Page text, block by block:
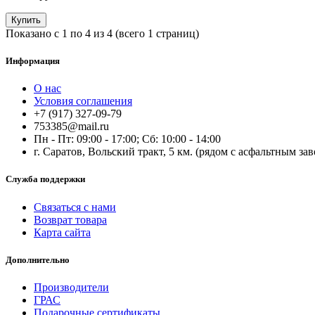
Купить
Показано с 1 по 4 из 4 (всего 1 страниц)
Информация
О нас
Условия соглашения
+7 (917) 327-09-79
753385@mail.ru
Пн - Пт: 09:00 - 17:00; Сб: 10:00 - 14:00
г. Саратов, Вольский тракт, 5 км. (рядом с асфальтным
Служба поддержки
Связаться с нами
Возврат товара
Карта сайта
Дополнительно
Производители
ГРАС
Подарочные сертификаты